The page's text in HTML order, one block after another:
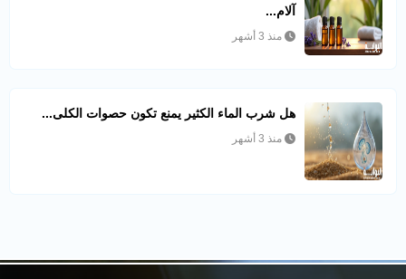
آلام...
منذ 3 أشهر
هل شرب الماء الكثير يمنع تكون حصوات الكلى...
منذ 3 أشهر